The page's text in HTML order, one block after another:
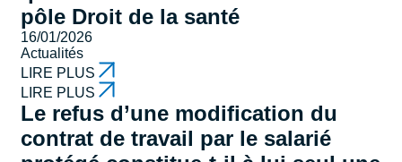
pôle Droit de la santé
16/01/2026
Actualités
LIRE PLUS
LIRE PLUS
Le refus d’une modification du
contrat de travail par le salarié